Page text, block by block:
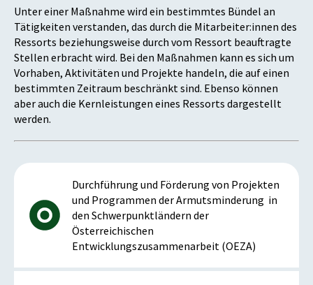
Unter einer Maßnahme wird ein bestimmtes Bündel an
Tätigkeiten verstanden, das durch die Mitarbeiter:innen des
Ressorts beziehungsweise durch vom Ressort beauftragte
Stellen erbracht wird. Bei den Maßnahmen kann es sich um
Vorhaben, Aktivitäten und Projekte handeln, die auf einen
bestimmten Zeitraum beschränkt sind. Ebenso können
aber auch die Kernleistungen eines Ressorts dargestellt
werden.
Durchführung und Förderung von Projekten
und Programmen der Armutsminderung in
den Schwerpunktländern der
Österreichischen
Entwicklungszusammenarbeit (OEZA)